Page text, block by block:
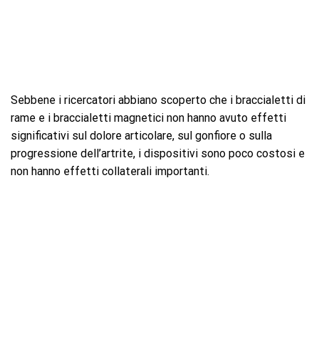
Sebbene i ricercatori abbiano scoperto che i braccialetti di
rame e i braccialetti magnetici non hanno avuto effetti
significativi sul dolore articolare, sul gonfiore o sulla
progressione dell’artrite, i dispositivi sono poco costosi e
non hanno effetti collaterali importanti.